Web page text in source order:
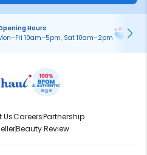
Hours
10am–5pm, Sat 10am–2pm
UsCareersPartnership
Beauty Review